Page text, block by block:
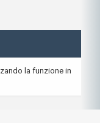
la funzione in